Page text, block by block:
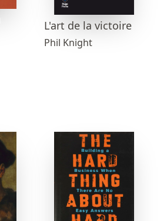
L'art de la victoire
Phil Knight